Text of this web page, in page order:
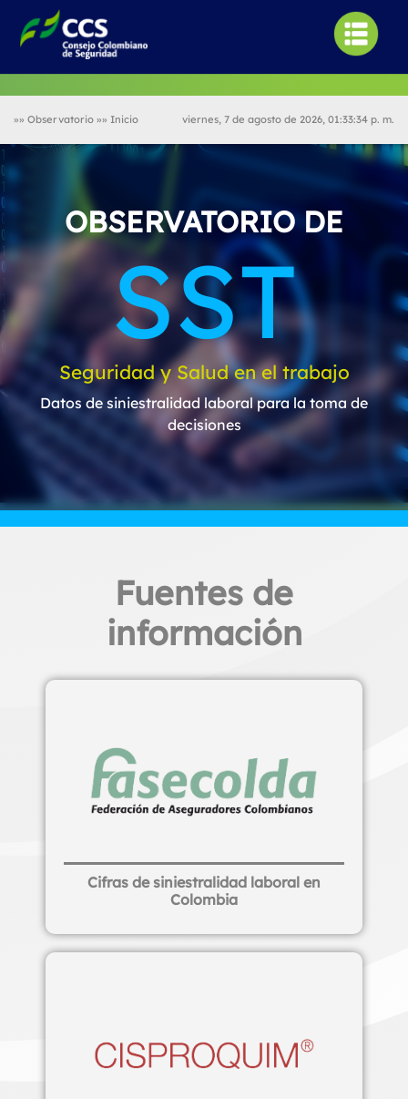
»» Observatorio »» Inicio viernes, 7 de agosto de 2026, 01:33:34 p. m.
OBSERVATORIO DE
SST
Seguridad y Salud en el trabajo
Datos de siniestralidad laboral para la toma de
decisiones
Fuentes de
información
Cifras de siniestralidad laboral en
Colombia